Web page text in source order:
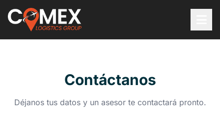
Saltar al contenido principal
Contáctanos
Déjanos tus datos y un asesor te contactará pronto.